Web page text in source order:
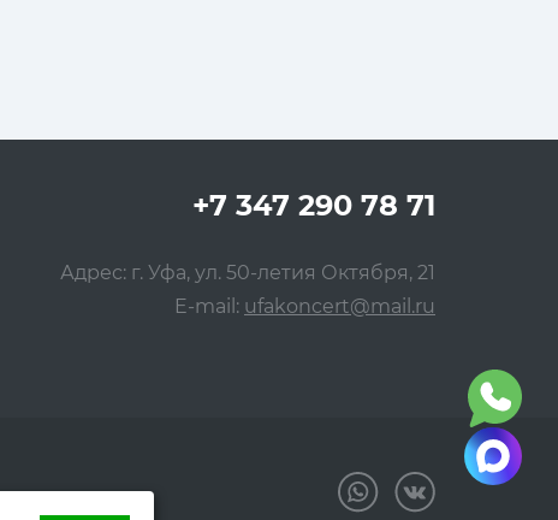
+7 347 290 78 71
Адрес: г. Уфа, ул. 50-летия Октября, 21
E-mail: ufakoncert@mail.ru